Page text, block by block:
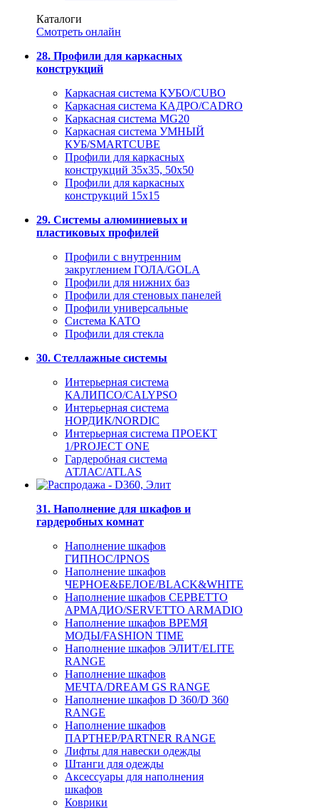
Каталоги
Смотреть онлайн
28. Профили для каркасных
конструкций
Каркасная система КУБО/CUBO
Каркасная система КАДРО/CADRO
Каркасная система MG20
Каркасная система УМНЫЙ
КУБ/SMARTCUBE
Профили для каркасных
конструкций 35x35, 50x50
Профили для каркасных
конструкций 15х15
29. Системы алюминиевых и
пластиковых профилей
Профили с внутренним
закруглением ГОЛА/GOLA
Профили для нижних баз
Профили для стеновых панелей
Профили универсальные
Система КАТО
Профили для стекла
30. Стеллажные системы
Интерьерная система
КАЛИПСО/CALYPSO
Интерьерная система
НОРДИК/NORDIC
Интерьерная система ПРОЕКТ
1/PROJECT ONE
Гардеробная система
АТЛАС/ATLAS
31. Наполнение для шкафов и
гардеробных комнат
Наполнение шкафов
ГИПНОС/IPNOS
Наполнение шкафов
ЧЕРНОЕ&БЕЛОЕ/BLACK&WHITE
Наполнение шкафов СЕРВЕТТО
АРМАДИО/SERVETTO ARMADIO
Наполнение шкафов ВРЕМЯ
МОДЫ/FASHION TIME
Наполнение шкафов ЭЛИТ/ELITE
RANGE
Наполнение шкафов
МЕЧТА/DREAM GS RANGE
Наполнение шкафов D 360/D 360
RANGE
Наполнение шкафов
ПАРТНЕР/PARTNER RANGE
Лифты для навески одежды
Штанги для одежды
Аксессуары для наполнения
шкафов
Коврики